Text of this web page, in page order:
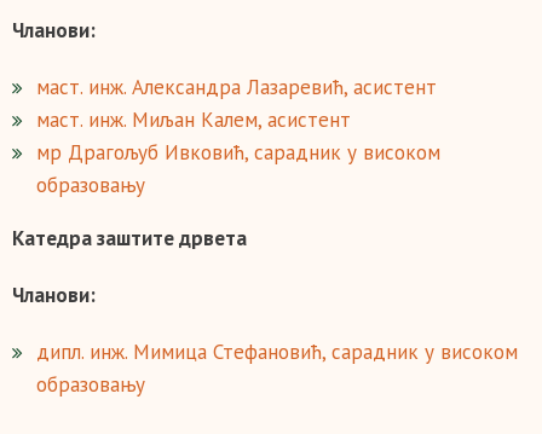
Чланови:
маст. инж. Александра Лазаревић, асистент
маст. инж. Миљан Калем, асистент
мр Драгољуб Ивковић, сарадник у високом
образовању
Катедра заштите дрвета
Чланови:
дипл. инж. Мимица Стефановић, сарадник у високом
образовању